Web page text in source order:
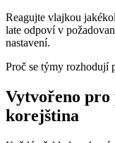
Reagujte vlajkou
late odpoví v
nastavení.
Proč se týmy rozhodují
Vytvořeno pro
korejština